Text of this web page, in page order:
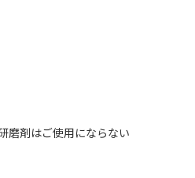
磨剤はご使用にならない